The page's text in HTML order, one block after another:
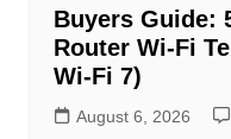
Buyers Guide:
Router Wi-Fi
Wi-Fi 7)
August 6, 2026